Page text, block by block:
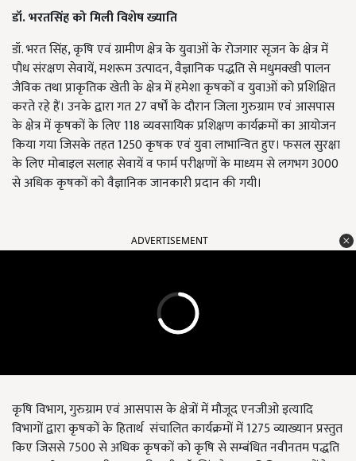
डॉ. भरतसिंह को मिली विशेष ख्याति
डॉ. भरत सिंह, कृषि एवं ग्रामीण क्षेत्र के युवाओं के रोजगार सृजन के क्षेत्र में
पौध संरक्षण सेवायें, मशरूम उत्पादन, वैज्ञानिक पद्धति से मधुमक्खी पालन
जैविक तथा प्राकृतिक खेती के क्षेत्र में हमेशा कृषकों व युवाओं को प्रशिक्षित
करते रहे हैं। उनके द्वारा गत 27 वर्षों के दौरान जिला गुरुग्राम एवं आसपास
के क्षेत्र में कृषकों के लिए 118 व्यवसायिक प्रशिक्षण कार्यक्रमों का आयोजन
किया गया जिसके तहत 1250 कृषक एवं युवा लाभान्वित हुए। फसल सुरक्षा
के लिए मोबाइल सलाह सेवायें व फार्म परीक्षणों के माध्यम से लगभग 3000
से अधिक कृषकों को वैज्ञानिक जानकारी प्रदान की गयी।
ADVERTISEMENT
कृषि विभाग, गुरुग्राम एवं आसपास के क्षेत्रों में मौजूद एनजीओ इत्यादि
विभागों द्वारा कृषकों के हितार्थ संचालित कार्यक्रमों में 1275 व्याख्यान प्रस्तुत
किए जिससे 7500 से अधिक कृषकों को कृषि से सम्बंधित नवीनतम पद्धति